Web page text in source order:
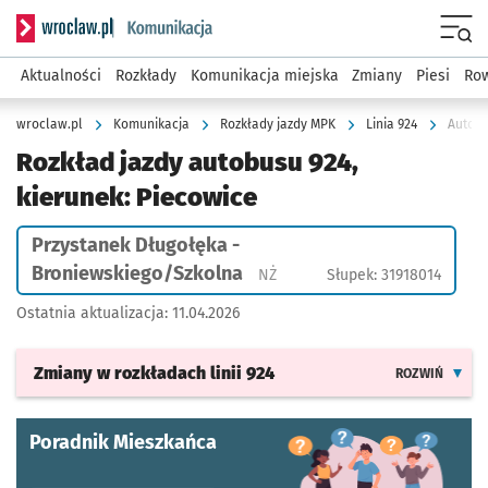
Serwis informacyjny wroclaw.pl podserwis: Komunikacja
Aktualności Rozkłady Komunikacja miejska Zmiany Piesi
wroclaw.pl Komunikacja Rozkłady jazdy MPK Linia 924
Rozkład jazdy autobusu 924,
kierunek: Piecowice
Przystanek Długołęka -
Broniewskiego/Szkolna
NŻPrzystanek na życzenie
Słupek: 31918014
Ostatnia aktualizacja: 11.04.2026
Zmiany w rozkładach linii 924 ROZWIŃ
Poradnik Mieszkańca